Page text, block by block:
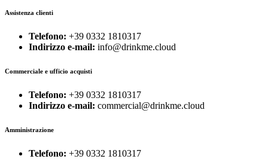
Assistenza clienti
Telefono: +39 0332 1810317
Indirizzo e-mail: info@drinkme.cloud
Commerciale e ufficio acquisti
Telefono: +39 0332 1810317
Indirizzo e-mail: commercial@drinkme.cloud
Amministrazione
Telefono: +39 0332 1810317